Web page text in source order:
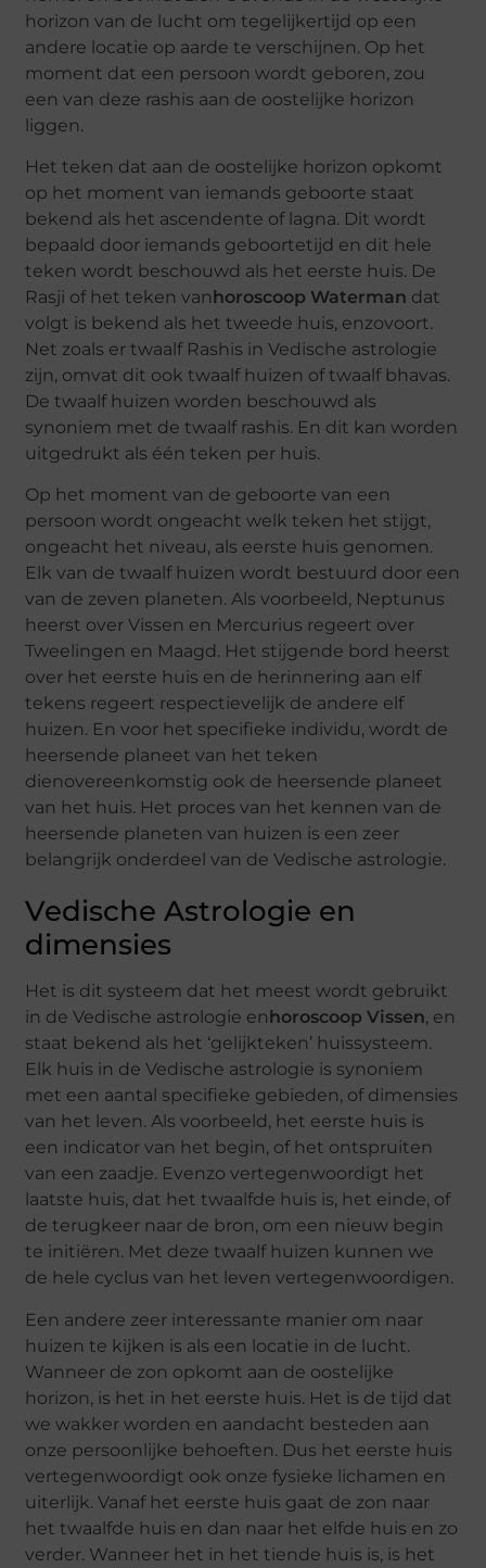
horizon van de lucht om tegelijkertijd op een
andere locatie op aarde te verschijnen. Op het
moment dat een persoon wordt geboren, zou
een van deze rashis aan de oostelijke horizon
liggen.
Het teken dat aan de oostelijke horizon opkomt
op het moment van iemands geboorte staat
bekend als het ascendente of lagna. Dit wordt
bepaald door iemands geboortetijd en dit hele
teken wordt beschouwd als het eerste huis. De
Rasji of het teken vanhoroscoop Waterman dat
volgt is bekend als het tweede huis, enzovoort.
Net zoals er twaalf Rashis in Vedische astrologie
zijn, omvat dit ook twaalf huizen of twaalf bhavas.
De twaalf huizen worden beschouwd als
synoniem met de twaalf rashis. En dit kan worden
uitgedrukt als één teken per huis.
Op het moment van de geboorte van een
persoon wordt ongeacht welk teken het stijgt,
ongeacht het niveau, als eerste huis genomen.
Elk van de twaalf huizen wordt bestuurd door een
van de zeven planeten. Als voorbeeld, Neptunus
heerst over Vissen en Mercurius regeert over
Tweelingen en Maagd. Het stijgende bord heerst
over het eerste huis en de herinnering aan elf
tekens regeert respectievelijk de andere elf
huizen. En voor het specifieke individu, wordt de
heersende planeet van het teken
dienovereenkomstig ook de heersende planeet
van het huis. Het proces van het kennen van de
heersende planeten van huizen is een zeer
belangrijk onderdeel van de Vedische astrologie.
Vedische Astrologie en
dimensies
Het is dit systeem dat het meest wordt gebruikt
in de Vedische astrologie en horoscoop Vissen, en
staat bekend als het ‘gelijkteken’ huissysteem.
Elk huis in de Vedische astrologie is synoniem
met een aantal specifieke gebieden, of dimensies
van het leven. Als voorbeeld, het eerste huis is
een indicator van het begin, of het ontspruiten
van een zaadje. Evenzo vertegenwoordigt het
laatste huis, dat het twaalfde huis is, het einde, of
de terugkeer naar de bron, om een nieuw begin
te initiëren. Met deze twaalf huizen kunnen we
de hele cyclus van het leven vertegenwoordigen.
Een andere zeer interessante manier om naar
huizen te kijken is als een locatie in de lucht.
Wanneer de zon opkomt aan de oostelijke
horizon, is het in het eerste huis. Het is de tijd dat
we wakker worden en aandacht besteden aan
onze persoonlijke behoeften. Dus het eerste huis
vertegenwoordigt ook onze fysieke lichamen en
uiterlijk. Vanaf het eerste huis gaat de zon naar
het twaalfde huis en dan naar het elfde huis en zo
verder. Wanneer het in het tiende huis is, is het